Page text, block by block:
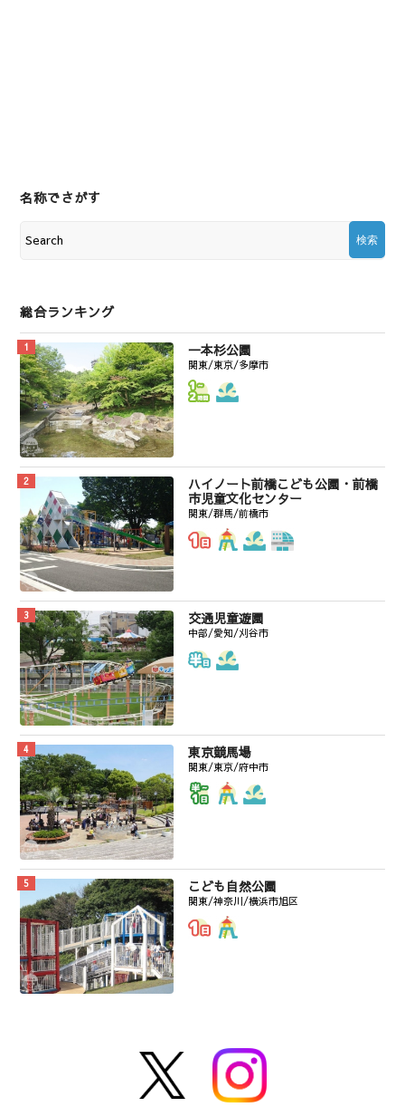
名称でさがす
総合ランキング
一本杉公園
関東/東京/多摩市
ハイノート前橋こども公園・前橋
市児童文化センター
関東/群馬/前橋市
交通児童遊園
中部/愛知/刈谷市
東京競馬場
関東/東京/府中市
こども自然公園
関東/神奈川/横浜市旭区